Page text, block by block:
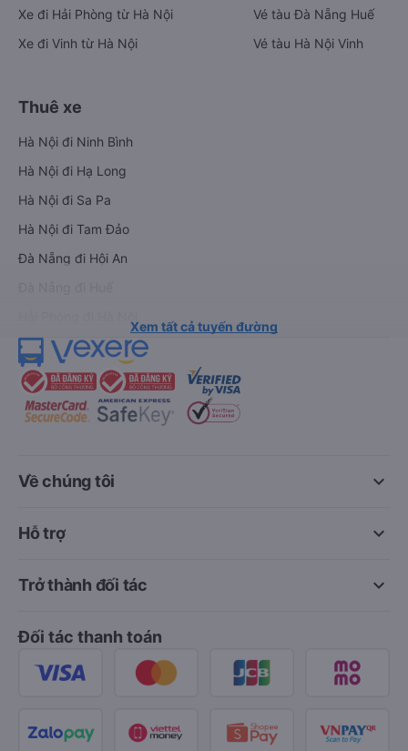
Xe đi Hải Phòng từ Hà Nội
Xe đi Vinh từ Hà Nội
Vé tàu Đà Nẵng Huế
Vé tàu Hà Nội Vinh
Thuê xe
Hà Nội đi Ninh Bình
Hà Nội đi Hạ Long
Hà Nội đi Sa Pa
Hà Nội đi Tam Đảo
Đà Nẵng đi Hội An
Xem tất cả tuyến đường
keyboard_arrow_down
Về chúng tôi
keyboard_arrow_down
Hỗ trợ
keyboard_arrow_down
Trở thành đối tác
Đối tác thanh toán